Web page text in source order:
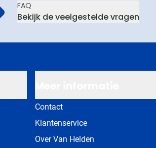
FAQ
Bekijk de veelgestelde vragen
Contact
Klantenservice
Over Van Helden